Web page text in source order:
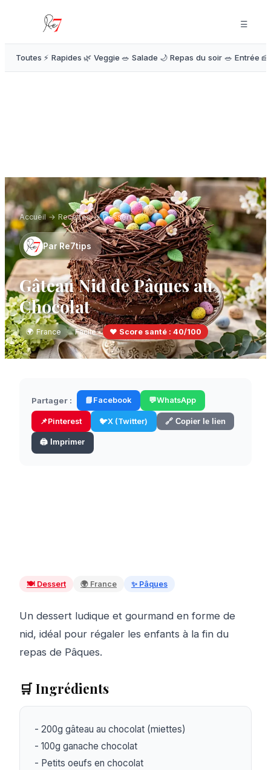
☰
Toutes ⚡ Rapides 🌿 Veggie 🥗 Salade 🌙 Repas du soir 🥗 Entrée
Accueil→ Recettes→Dessert
ParRe7tips
Gâteau Nid de Pâques au
Chocolat
🌍 France Facile ❤️ Score santé : 40/100
Partager : 📘 Facebook 💬WhatsApp
📌Pinterest 🐦X (Twitter) 🔗 Copier le lien
🖨️ Imprimer
🍽️ Dessert 🌍 France ✨ Pâques
Un dessert ludique et gourmand en forme de
nid, idéal pour régaler les enfants à la fin du
repas de Pâques.
🛒 Ingrédients
- 200g gâteau au chocolat (miettes)
- 100g ganache chocolat
- Petits oeufs en chocolat